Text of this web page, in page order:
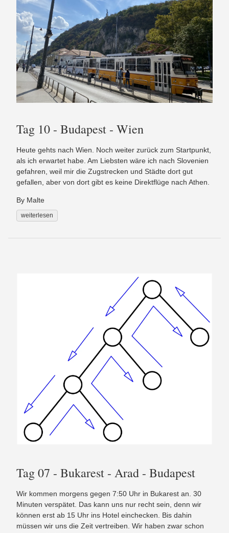
Tag 10 - Budapest - Wien
Heute gehts nach Wien. Noch weiter zurück zum Startpunkt,
als ich erwartet habe. Am Liebsten wäre ich nach Slovenien
gefahren, weil mir die Zugstrecken und Städte dort gut
gefallen, aber von dort gibt es keine Direktflüge nach Athen.
By Malte
weiterlesen
Tag 07 - Bukarest - Arad - Budapest
Wir kommen morgens gegen 7:50 Uhr in Bukarest an. 30
Minuten verspätet. Das kann uns nur recht sein, denn wir
können erst ab 15 Uhr ins Hotel einchecken. Bis dahin
müssen wir uns die Zeit vertreiben. Wir haben zwar schon